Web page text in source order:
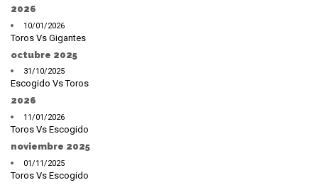
2026
10/01/2026
Toros Vs Gigantes
octubre 2025
31/10/2025
Escogido Vs Toros
2026
11/01/2026
Toros Vs Escogido
noviembre 2025
01/11/2025
Toros Vs Escogido